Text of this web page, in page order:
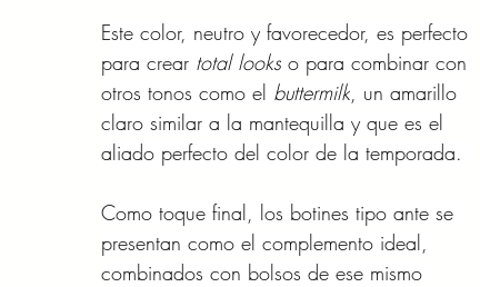
Este color, neutro y favorecedor, es perfecto
para crear total looks o para combinar con
otros tonos como el buttermilk, un amarillo
claro similar a la mantequilla y que es el
aliado perfecto del color de la temporada.
Como toque final, los botines tipo ante se
presentan como el complemento ideal,
combinados con bolsos de ese mismo